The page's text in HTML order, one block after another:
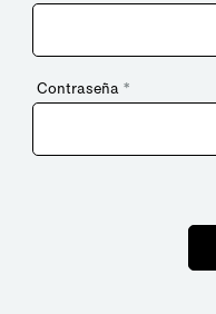
Contraseña *